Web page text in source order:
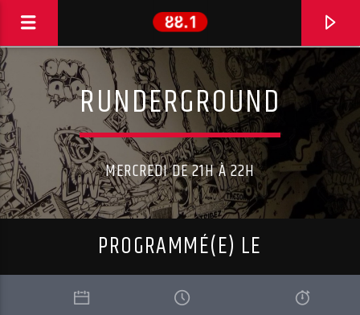
EN CE MOMENT
RUNDERGROUND
MERCREDI DE 21H À 22H
PROGRAMMÉ(E) LE